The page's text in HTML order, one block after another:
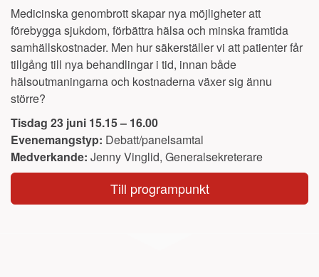
Medicinska genombrott skapar nya möjligheter att
förebygga sjukdom, förbättra hälsa och minska framtida
samhällskostnader. Men hur säkerställer vi att patienter får
tillgång till nya behandlingar i tid, innan både
hälsoutmaningarna och kostnaderna växer sig ännu
större?
Tisdag 23 juni 15.15 – 16.00
Evenemangstyp: Debatt/panelsamtal
Medverkande: Jenny Vinglid, Generalsekreterare
Till programpunkt